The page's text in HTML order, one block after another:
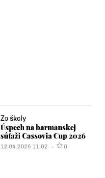
Zo školy
Úspech na barmanskej
súťaži Cassovia Cup 2026
12.04.2026 11:02 0